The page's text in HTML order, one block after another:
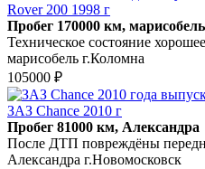
Rover 200 1998 г
Пробег 170000 км, марисобель
Техническое состояние хорошее
марисобель г.Коломна
105000 ₽
ЗАЗ Chance 2010 г
Пробег 81000 км, Александра
После ДТП повреждёны
Александра г.Новомосковск